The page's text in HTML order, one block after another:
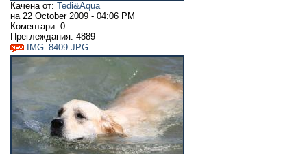
Качена от: Tedi&Aqua
на 22 October 2009 - 04:06 PM
Коментари: 0
Преглеждания: 4889
IMG_8409.JPG